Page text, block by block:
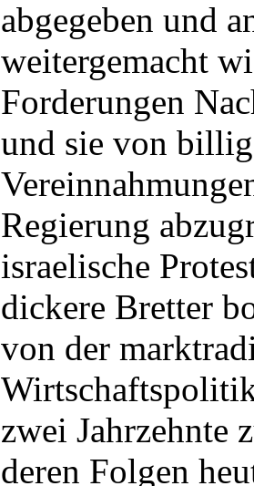
abgegeben und
weitergemacht
Forderungen
und sie von
Regierung
israelische
dickere Bretter
von der
zwei Jahrzehnte
deren Folgen